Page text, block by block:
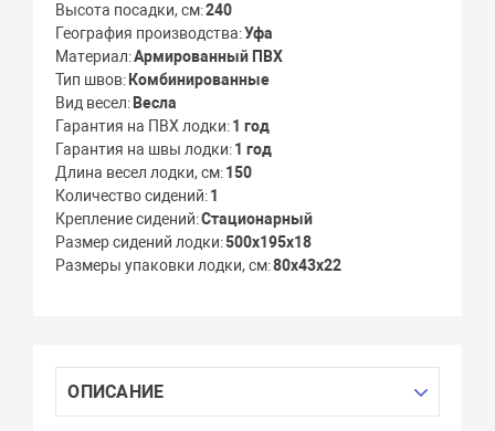
Высота посадки, см 240
География производства Уфа
Материал Армированный ПВХ
Тип швов Комбинированные
Вид весел Весла
Гарантия на ПВХ лодки 1 год
Гарантия на швы лодки 1 год
Длина весел лодки, см 150
Количество сидений 1
Крепление сидений Стационарный
Размер сидений лодки 500х195х18
Размеры упаковки лодки, см 80x43x22
ОПИСАНИЕ